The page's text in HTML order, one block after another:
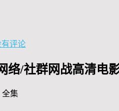
有评论
络/社群网战高清电
全集